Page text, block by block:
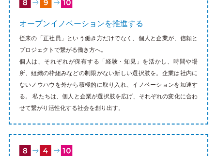
オープンイノベーションを推進する
従来の「正社員」という働き方だけでなく、個人と企業が、信頼と
プロジェクトで繋がる働き方へ。
個人は、それぞれが保有する「経験・知見」を活かし、時間や場
所、組織の枠組みなどの制限がない新しい選択肢を。企業は社内に
ないノウハウを外から積極的に取り入れ、イノベーションを加速す
る。 私たちは、個人と企業が選択肢を広げ、それぞれの変化に合わ
せて繋がり活性化する社会を創り出す。